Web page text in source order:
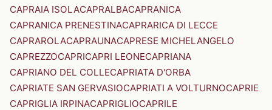
CAPRAIA ISOLACAPRALBACAPRANICA
CAPRANICA PRENESTINACAPRARICA DI LECCE
CAPRAROLACAPRAUNACAPRESE MICHELANGELO
CAPREZZOCAPRICAPRI LEONECAPRIANA
CAPRIANO DEL COLLECAPRIATA D'ORBA
CAPRIATE SAN GERVASIOCAPRIATI A VOLTURNOCAPRIE
CAPRIGLIA IRPINACAPRIGLIOCAPRILE